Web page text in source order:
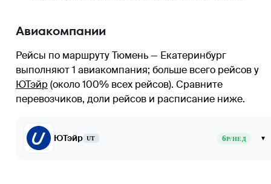
Авиакомпании
Рейсы по маршруту Тюмень — Екатеринбург
выполняют 1 авиакомпания; больше всего рейсов у
ЮТэйр(около 100% всех рейсов). Сравните
перевозчиков, доли рейсов и расписание ниже.
ЮТэйр UT 6Р/НЕД ▾